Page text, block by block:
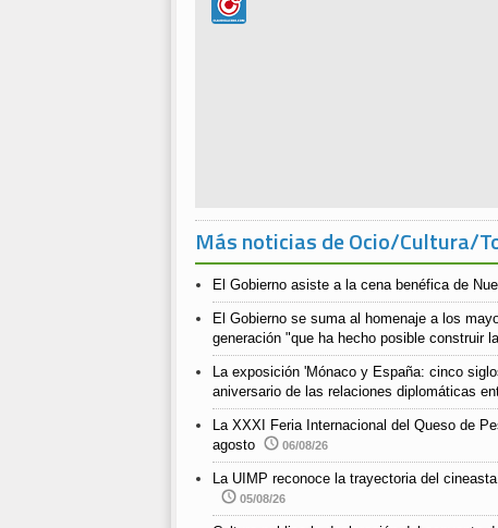
Más noticias de Ocio/Cultura/
El Gobierno asiste a la cena benéfica de
El Gobierno se suma al homenaje a los
generación "que ha hecho posible construir
La exposición 'Mónaco y España: cinco
aniversario de las relaciones diplomáticas
La XXXI Feria Internacional del Queso de
agosto
06/08/26
La UIMP reconoce la trayectoria del
05/08/26